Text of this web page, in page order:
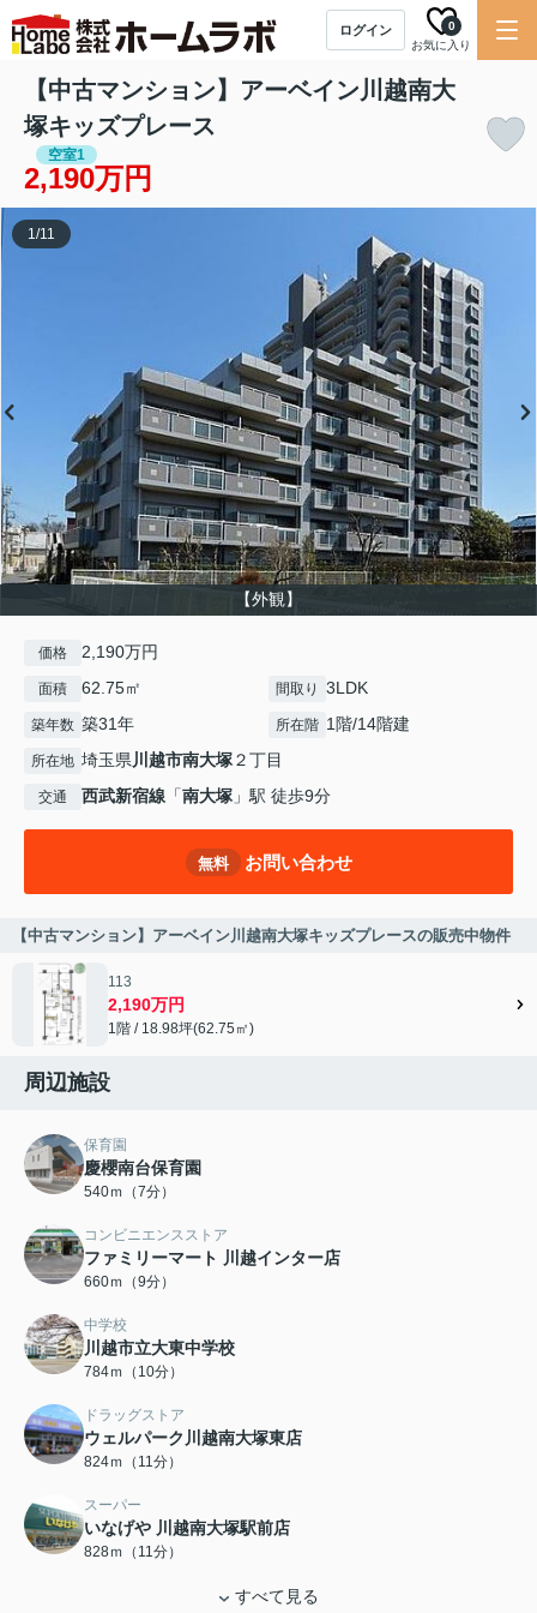
ログイン
お気に入り
0
【中古マンション】アーベイン川越南大
塚キッズプレース
空室1
2,190万円
【外観】
1/11
価格 2,190万円
面積 62.75㎡ 間取り 3LDK
築年数 築31年 所在階 1階/14階建
所在地 埼玉県川越市南大塚２丁目
交通 西武新宿線 「南大塚 」駅 徒歩9分
無料 お問い合わせ
【中古マンション】アーベイン川越南大塚キッズプレースの販売中物件
113
2,190万円
1階 / 18.98坪(62.75㎡)
周辺施設
保育園
慶櫻南台保育園
540ｍ（7分）
コンビニエンスストア
ファミリーマート 川越インター店
660ｍ（9分）
中学校
川越市立大東中学校
784ｍ（10分）
ドラッグストア
ウェルパーク川越南大塚東店
824ｍ（11分）
スーパー
いなげや 川越南大塚駅前店
828ｍ（11分）
すべて見る